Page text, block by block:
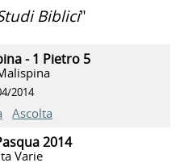
Biblici"
- 1 Pietro 5
2014
Ascolta
2014
Varie